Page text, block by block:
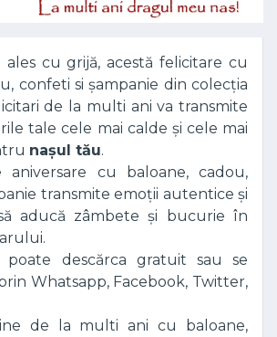
cu grijă, acestă felicitare cu
confeti si șampanie din colecția
de la multi ani va transmite
tale cele mai calde și cele mai
nașul tău.
aniversare cu baloane, cadou,
transmite emoții autentice și
aducă zâmbete și bucurie în
poate descărca gratuit sau se
Whatsapp, Facebook, Twitter,
de la multi ani cu baloane,